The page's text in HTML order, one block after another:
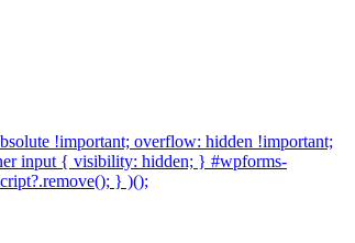
!important; overflow: hidden !important;
input { visibility: hidden; } #wpforms-
} )();